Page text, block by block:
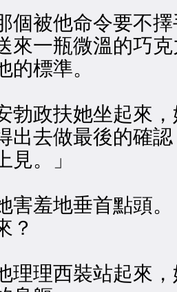
被他命令要不擇
來一瓶微溫的巧
的標準。
政扶她坐起來，
出去做最後的確
見。」
羞地垂首點頭。
？
理西裝站起來，